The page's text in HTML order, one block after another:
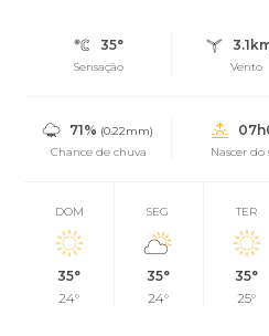
35°
Sensação Vento
71% (0.22mm)
Chance de chuva
Nascer do
DOM
35°
24°
SEG
35°
24°
TER
35°
25°